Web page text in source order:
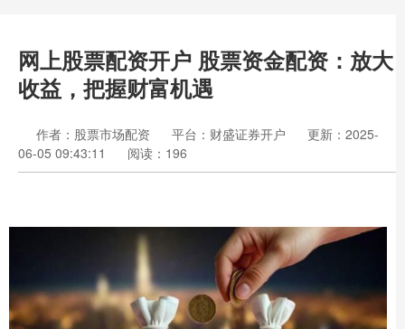
网上股票配资开户 股票资金配资：放大
收益，把握财富机遇
作者：股票市场配资 平台：财盛证券开户
更新：2025-
06-05 09:43:11
阅读：196